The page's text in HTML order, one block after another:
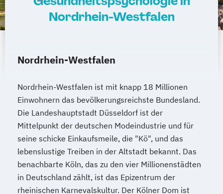
Nordrhein-Westfalen
Nordrhein-Westfalen
Nordrhein-Westfalen ist mit knapp 18 Millionen
Einwohnern das bevölkerungsreichste Bundesland.
Die Landeshauptstadt Düsseldorf ist der
Mittelpunkt der deutschen Modeindustrie und für
seine schicke Einkaufsmeile, die "Kö", und das
lebenslustige Treiben in der Altstadt bekannt. Das
benachbarte Köln, das zu den vier Millionenstädten
in Deutschland zählt, ist das Epizentrum der
rheinischen Karnevalskultur. Der Kölner Dom ist